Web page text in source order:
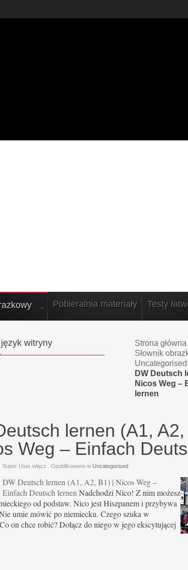
Pobieralnia materiały Testy
język witryny
Strona główna
Słownik
Uncategorised
DW Deutsch
Nicos Weg –
lernen
lernen (A1,
Weg – Einfach
Super User włącz
. Opublikowano w Uncategorised
DW Deutsch lernen (A1, A2, B1) | Nicos Weg –
Einfach Deutsch lernen Nadchodzi Nico! Z nim możesz
od podstaw. Nico jest Hiszpanem i przybywa
umie mówić po niemiecku. Czego szuka w
on chce robić? Dołącz do niego w jego ekscytującej